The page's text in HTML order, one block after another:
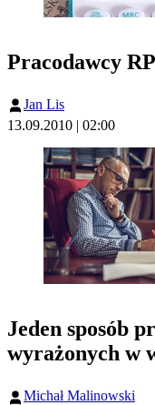
Pracodawcy
Jan Lis
13.09.2010 | 02:00
Jeden sposób
wyrażonych w
Michał Malinowski